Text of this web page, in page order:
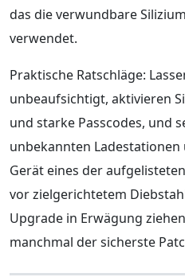
das die verwundbare
verwendet.
Praktische Ratschläge:
unbeaufsichtigt, aktivieren
und starke Passcodes, und
unbekannten Ladestationen
Gerät eines der
vor zielgerichtetem
Upgrade in Erwägung
manchmal der sicherste